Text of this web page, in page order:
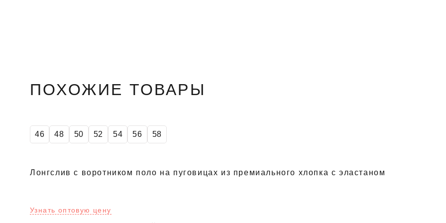
ПОХОЖИЕ ТОВАРЫ
46 48 50 52 54 56 58
Лонгслив с воротником поло на пуговицах из премиального хлопка с эластаном
Узнать оптовую цену